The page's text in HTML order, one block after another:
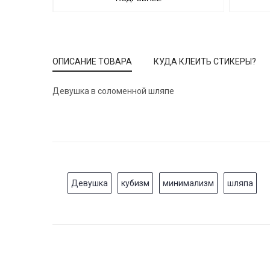
ОПИСАНИЕ ТОВАРА КУДА КЛЕИТЬ СТИКЕРЫ?
Девушка в соломенной шляпе
Девушка кубизм минимализм шляпа